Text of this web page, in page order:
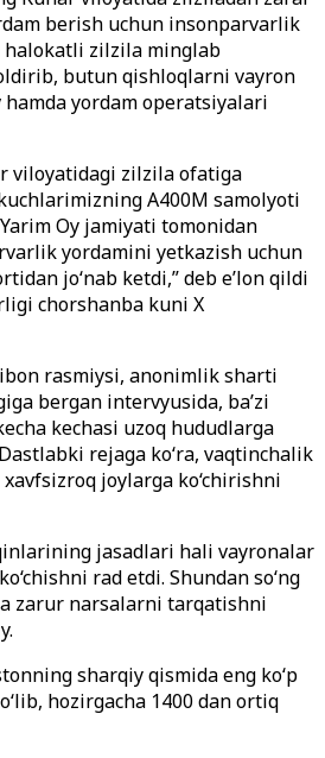
berish uchun insonparvarlik
halokatli zilzila minglab
butun qishloqlarni vayron
yordam operatsiyalari
viloyatidagi zilzila ofatiga
A400M samolyoti
Oy jamiyati tomonidan
yordamini yetkazish uchun
jo‘nab ketdi,” deb e’lon qildi
chorshanba kuni X
rasmiysi, anonimlik sharti
bergan intervyusida, ba’zi
kechasi uzoq hududlarga
rejaga ko‘ra, vaqtinchalik
joylarga ko‘chirishni
jasadlari hali vayronalar
rad etdi. Shundan so‘ng
zarur narsalarni tarqatishni
sharqiy qismida eng ko‘p
hozirgacha 1400 dan ortiq